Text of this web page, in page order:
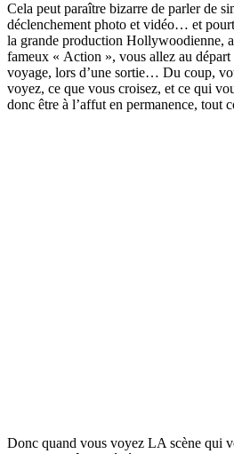
Cela peut paraître bizarre de parler de
déclenchement photo et vidéo… et
la grande production Hollywoodienne,
fameux « Action », vous allez au
voyage, lors d’une sortie… Du coup,
voyez, ce que vous croisez, et ce qui
donc être à l’affut en permanence, tout
Donc quand vous voyez LA scène qui